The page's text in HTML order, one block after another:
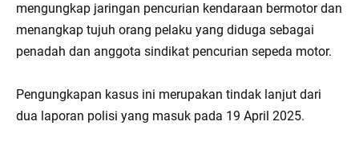
mengungkap jaringan pencurian kendaraan bermotor dan
menangkap tujuh orang pelaku yang diduga sebagai
penadah dan anggota sindikat pencurian sepeda motor.
Pengungkapan kasus ini merupakan tindak lanjut dari
dua laporan polisi yang masuk pada 19 April 2025.